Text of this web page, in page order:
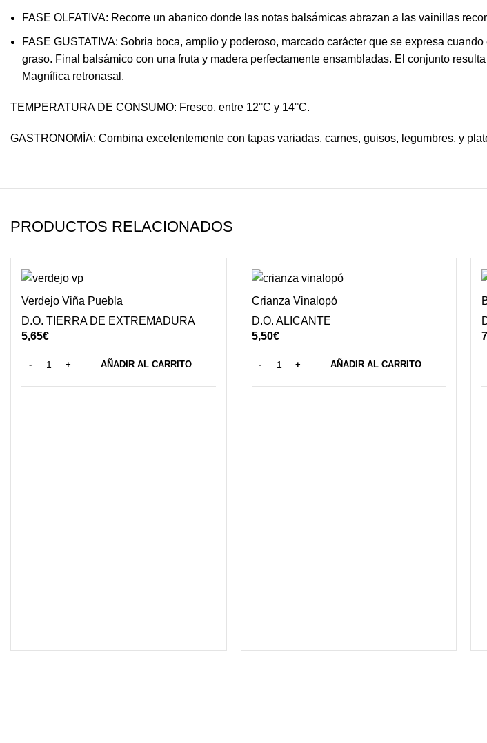
FASE OLFATIVA: Recorre un abanico donde las notas balsámicas abrazan a las vainillas
FASE GUSTATIVA: Sobria boca, amplio y poderoso, marcado carácter que se expresa
graso. Final balsámico con una fruta y madera perfectamente ensambladas. El conjunto
Magnífica retronasal.
TEMPERATURA DE CONSUMO: Fresco, entre 12°C y 14°C.
GASTRONOMÍA: Combina excelentemente con tapas variadas, carnes, guisos, legumbres, y
PRODUCTOS RELACIONADOS
Verdejo Viña Puebla
D.O. TIERRA DE EXTREMADURA
5,65€
AÑADIR AL CARRITO
Crianza Vinalopó
D.O. ALICANTE
5,50€
AÑADIR AL CARRITO